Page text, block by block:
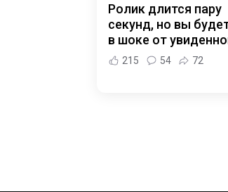
Ролик длится пару
секунд, но вы
в шоке от
215 54 72